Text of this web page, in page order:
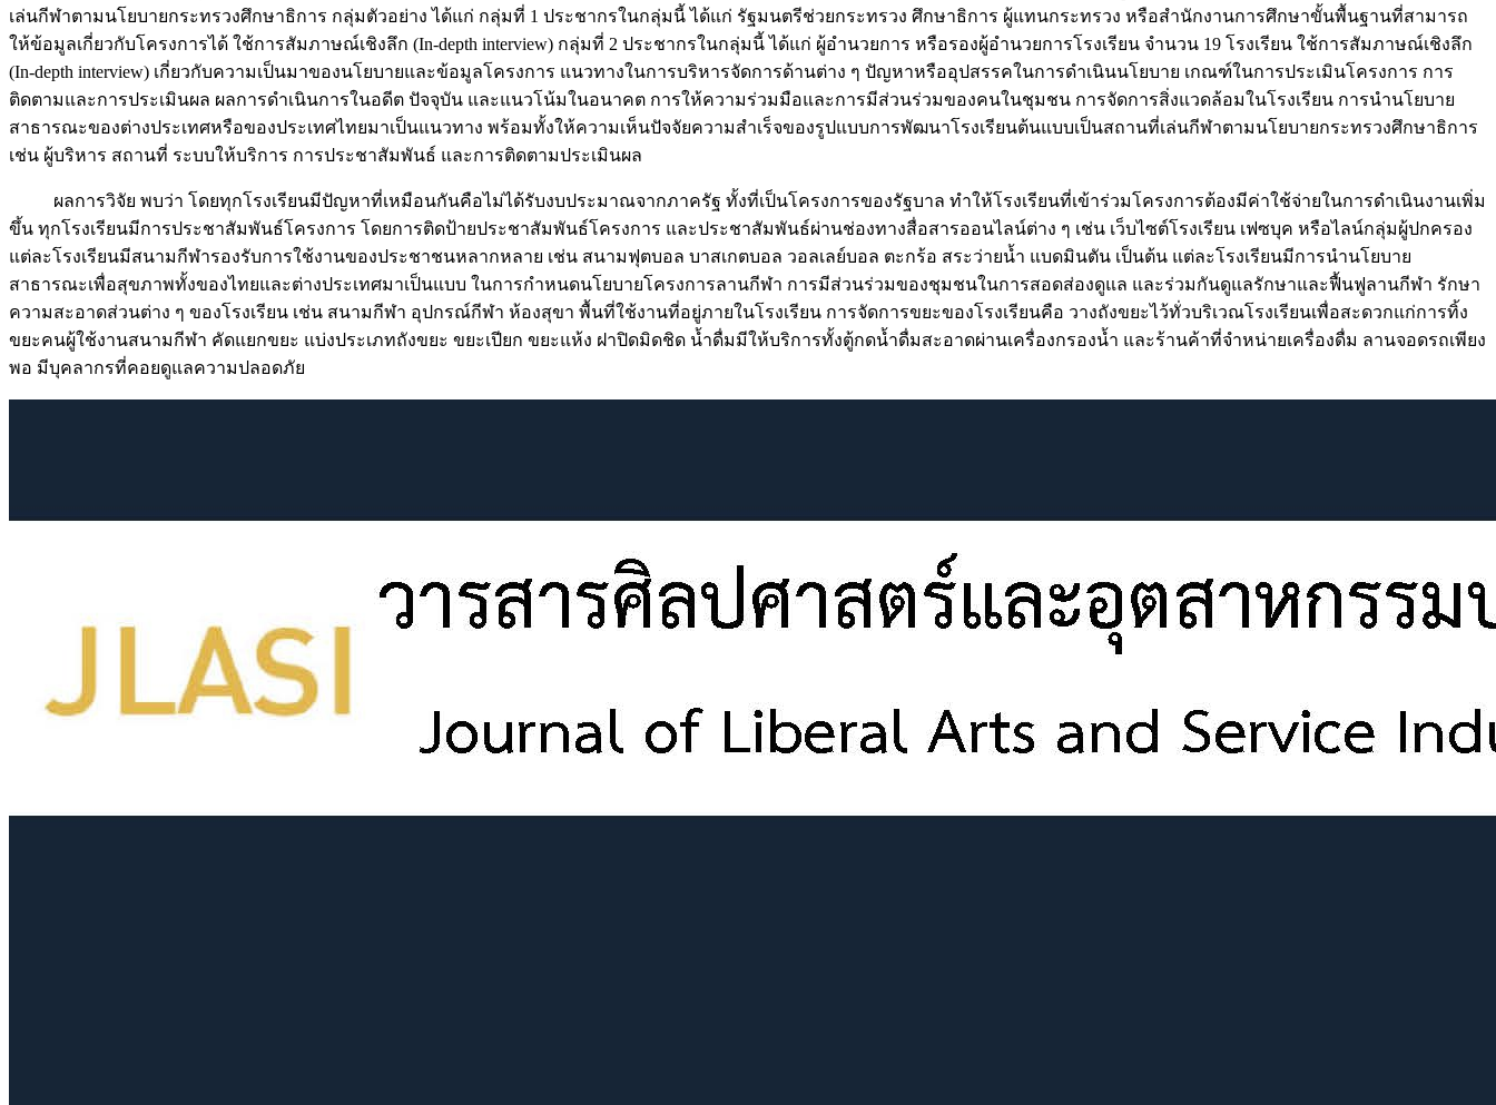
เล่นกีฬาตามนโยบายกระทรวงศึกษาธิการ กลุ่มตัวอย่าง ได้แก่ กลุ่มที่ 1 ประชากรในกลุ่มนี้ ได้แก่ รัฐมนตรีช่วยกระทรวง ศึกษาธิการ ผู้แทนกระทรวง หรือสำนักงานการศึกษาขั้นพื้นฐานที่สามารถ
ให้ข้อมูลเกี่ยวกับโครงการได้ ใช้การสัมภาษณ์เชิงลึก (In-depth interview) กลุ่มที่ 2 ประชากรในกลุ่มนี้ ได้แก่ ผู้อำนวยการ หรือรองผู้อำนวยการโรงเรียน จำนวน 19 โรงเรียน ใช้การสัมภาษณ์เชิงลึก
(In-depth interview) เกี่ยวกับความเป็นมาของนโยบายและข้อมูลโครงการ แนวทางในการบริหารจัดการด้านต่าง ๆ ปัญหาหรืออุปสรรคในการดำเนินนโยบาย เกณฑ์ในการประเมินโครงการ การ
ติดตามและการประเมินผล ผลการดำเนินการในอดีต ปัจจุบัน และแนวโน้มในอนาคต การให้ความร่วมมือและการมีส่วนร่วมของคนในชุมชน การจัดการสิ่งแวดล้อมในโรงเรียน การนำนโยบาย
สาธารณะของต่างประเทศหรือของประเทศไทยมาเป็นแนวทาง พร้อมทั้งให้ความเห็นปัจจัยความสำเร็จของรูปแบบการพัฒนาโรงเรียนต้นแบบเป็นสถานที่เล่นกีฬาตามนโยบายกระทรวงศึกษาธิการ
เช่น ผู้บริหาร สถานที่ ระบบให้บริการ การประชาสัมพันธ์ และการติดตามประเมินผล
ผลการวิจัย พบว่า โดยทุกโรงเรียนมีปัญหาที่เหมือนกันคือไม่ได้รับงบประมาณจากภาครัฐ ทั้งที่เป็นโครงการของรัฐบาล ทำให้โรงเรียนที่เข้าร่วมโครงการต้องมีค่าใช้จ่ายในการดำเนินงานเพิ่ม
ขึ้น ทุกโรงเรียนมีการประชาสัมพันธ์โครงการ โดยการติดป้ายประชาสัมพันธ์โครงการ และประชาสัมพันธ์ผ่านช่องทางสื่อสารออนไลน์ต่าง ๆ เช่น เว็บไซต์โรงเรียน เฟซบุค หรือไลน์กลุ่มผู้ปกครอง
แต่ละโรงเรียนมีสนามกีฬารองรับการใช้งานของประชาชนหลากหลาย เช่น สนามฟุตบอล บาสเกตบอล วอลเลย์บอล ตะกร้อ สระว่ายน้ำ แบดมินตัน เป็นต้น แต่ละโรงเรียนมีการนำนโยบาย
สาธารณะเพื่อสุขภาพทั้งของไทยและต่างประเทศมาเป็นแบบ ในการกำหนดนโยบายโครงการลานกีฬา การมีส่วนร่วมของชุมชนในการสอดส่องดูแล และร่วมกันดูแลรักษาและฟื้นฟูลานกีฬา รักษา
ความสะอาดส่วนต่าง ๆ ของโรงเรียน เช่น สนามกีฬา อุปกรณ์กีฬา ห้องสุขา พื้นที่ใช้งานที่อยู่ภายในโรงเรียน การจัดการขยะของโรงเรียนคือ วางถังขยะไว้ทั่วบริเวณโรงเรียนเพื่อสะดวกแก่การทิ้ง
ขยะคนผู้ใช้งานสนามกีฬา คัดแยกขยะ แบ่งประเภทถังขยะ ขยะเปียก ขยะแห้ง ฝาปิดมิดชิด น้ำดื่มมีให้บริการทั้งตู้กดน้ำดื่มสะอาดผ่านเครื่องกรองน้ำ และร้านค้าที่จำหน่ายเครื่องดื่ม ลานจอดรถเพียง
พอ มีบุคลากรที่คอยดูแลความปลอดภัย